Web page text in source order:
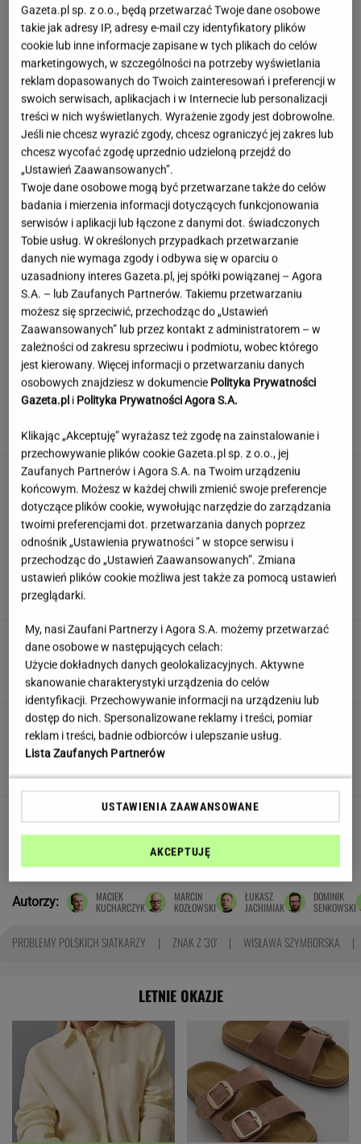
Jeden z najbardziej poszukiwanych ludzi na
świecie już w areszcie
Niezwykłe zjawisko w Polsce. Ekspert radzi
odłożyć płyty CD i okulary
Zmysłowa choreografia Lesar i Zillmann.
Zaprezentowały ją podczas ślubu
Rozwiąż quiz filmowy. Czy rozpoznasz
najwybitniejsze aktorki PRL-u?
Bez nich nie ma skandynawskiej kuchni. Ryby,
które królują na północy
MATERIAŁ PROMOCYJNY
Anastazja Kuś została mistrzynią
świata. "Kariera przez pośladki"? Mamy
komentarz
SUBSKRYPCJA
Pensje lekarzy. Specjalista
hematolog dostał podwyżkę, ale zarabia mniej
SUBSKRYPCJA
Autorzy:
MACIEK
KUCHARCZYK
MARCIN
KOZŁOWSKI
ŁUKASZ
JACHIMIAK
DOMINIK
SENKOWSKI
PROBLEMY POLSKICH SIATKARZY ZNAK Z '30' WISŁAWA SZYMBORSKA
LETNIE OKAZJE
Gazeta.pl sp. z o.o., będą przetwarzać Twoje dane osobowe
takie jak adresy IP, adresy e-mail czy identyfikatory plików
cookie lub inne informacje zapisane w tych plikach do celów
marketingowych, w szczególności na potrzeby wyświetlania
reklam dopasowanych do Twoich zainteresowań i preferencji w
swoich serwisach, aplikacjach i w Internecie lub personalizacji
treści w nich wyświetlanych. Wyrażenie zgody jest dobrowolne.
Jeśli nie chcesz wyrazić zgody, chcesz ograniczyć jej zakres lub
chcesz wycofać zgodę uprzednio udzieloną przejdź do
„Ustawień Zaawansowanych”.
Twoje dane osobowe mogą być przetwarzane także do celów
badania i mierzenia informacji dotyczących funkcjonowania
serwisów i aplikacji lub łączone z danymi dot. świadczonych
Tobie usług. W określonych przypadkach przetwarzanie
danych nie wymaga zgody i odbywa się w oparciu o
uzasadniony interes Gazeta.pl, jej spółki powiązanej – Agora
S.A. – lub Zaufanych Partnerów. Takiemu przetwarzaniu
możesz się sprzeciwić, przechodząc do „Ustawień
Zaawansowanych” lub przez kontakt z administratorem – w
zależności od zakresu sprzeciwu i podmiotu, wobec którego
jest kierowany. Więcej informacji o przetwarzaniu danych
osobowych znajdziesz w dokumencie Polityka Prywatności
Gazeta.pl i Polityka Prywatności Agora S.A.
Klikając „Akceptuję” wyrażasz też zgodę na zainstalowanie i
przechowywanie plików cookie Gazeta.pl sp. z o.o., jej
Zaufanych Partnerów i Agora S.A. na Twoim urządzeniu
końcowym. Możesz w każdej chwili zmienić swoje preferencje
dotyczące plików cookie, wywołując narzędzie do zarządzania
twoimi preferencjami dot. przetwarzania danych poprzez
odnośnik „Ustawienia prywatności ” w stopce serwisu i
przechodząc do „Ustawień Zaawansowanych”. Zmiana
ustawień plików cookie możliwa jest także za pomocą ustawień
przeglądarki.
My, nasi Zaufani Partnerzy i Agora S.A. możemy przetwarzać
dane osobowe w następujących celach:
Użycie dokładnych danych geolokalizacyjnych. Aktywne
skanowanie charakterystyki urządzenia do celów
identyfikacji. Przechowywanie informacji na urządzeniu lub
dostęp do nich. Spersonalizowane reklamy i treści, pomiar
reklam i treści, badnie odbiorców i ulepszanie usług.
Lista Zaufanych Partnerów
USTAWIENIA ZAAWANSOWANE
AKCEPTUJĘ